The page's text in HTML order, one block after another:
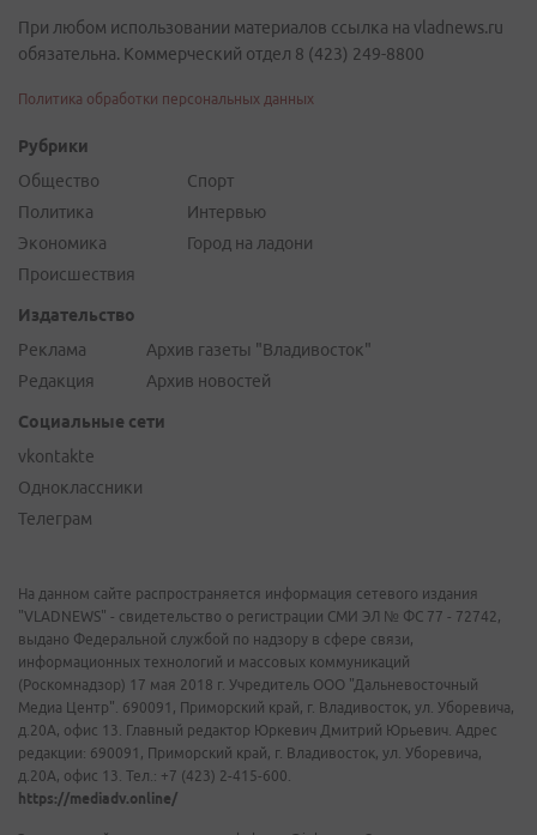
При любом использовании материалов ссылка на vladnews.ru
обязательна. Коммерческий отдел 8 (423) 249-8800
Политика обработки персональных данных
Рубрики
Общество
Политика
Экономика
Происшествия
Спорт
Интервью
Город на ладони
Издательство
Реклама
Редакция
Архив газеты "Владивосток"
Архив новостей
Социальные сети
vkontakte
Одноклассники
Телеграм
На данном сайте распространяется информация сетевого издания
"VLADNEWS" - свидетельство о регистрации СМИ ЭЛ № ФС 77 - 72742,
выдано Федеральной службой по надзору в сфере связи,
информационных технологий и массовых коммуникаций
(Роскомнадзор) 17 мая 2018 г. Учредитель ООО "Дальневосточный
Медиа Центр". 690091, Приморский край, г. Владивосток, ул. Уборевича,
д.20А, офис 13. Главный редактор Юркевич Дмитрий Юрьевич. Адрес
редакции: 690091, Приморский край, г. Владивосток, ул. Уборевича,
д.20А, офис 13. Тел.: +7 (423) 2-415-600.
https://mediadv.online/